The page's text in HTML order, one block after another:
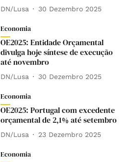
DN/Lusa 30 Dezembro 2025
Economia
OE2025: Entidade Orçamental
divulga hoje síntese de execução
até novembro
DN/Lusa 30 Dezembro 2025
Economia
OE2025: Portugal com excedente
orçamental de 2,1% até setembro
DN/Lusa 23 Dezembro 2025
Economia